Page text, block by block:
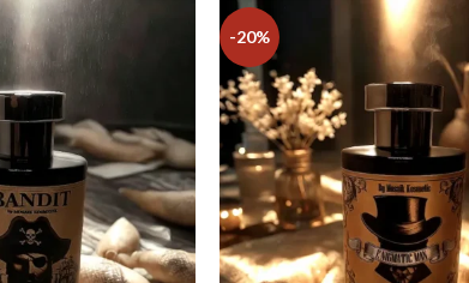
-20%